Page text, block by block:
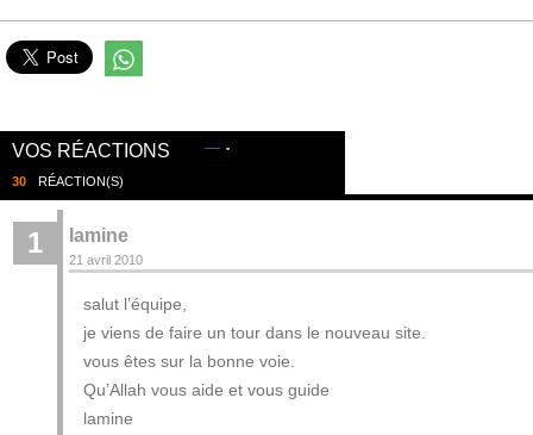
VOS RÉACTIONS
30 RÉACTION(S)
1 lamine
21 avril 2010
salut l’équipe,
je viens de faire un tour dans le nouveau site.
vous êtes sur la bonne voie.
Qu’Allah vous aide et vous guide
lamine